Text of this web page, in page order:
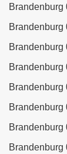
Brandenburg
Brandenburg
Brandenburg
Brandenburg
Brandenburg
Brandenburg